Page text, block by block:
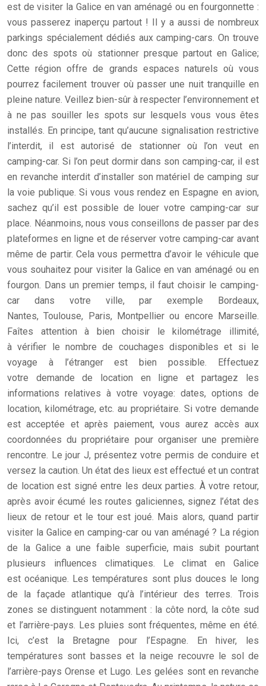
est de visiter la Galice en van aménagé ou en fourgonnette :
vous passerez inaperçu partout ! Il y a aussi de nombreux
parkings spécialement dédiés aux camping-cars. On trouve
donc des spots où stationner presque partout en Galice;
Cette région offre de grands espaces naturels où vous
pourrez facilement trouver où passer une nuit tranquille en
pleine nature. Veillez bien-sûr à respecter l’environnement et
à ne pas souiller les spots sur lesquels vous vous êtes
installés. En principe, tant qu’aucune signalisation restrictive
l’interdit, il est autorisé de stationner où l’on veut en
camping-car. Si l’on peut dormir dans son camping-car, il est
en revanche interdit d’installer son matériel de camping sur
la voie publique. Si vous vous rendez en Espagne en avion,
sachez qu’il est possible de louer votre camping-car sur
place. Néanmoins, nous vous conseillons de passer par des
plateformes en ligne et de réserver votre camping-car avant
même de partir. Cela vous permettra d’avoir le véhicule que
vous souhaitez pour visiter la Galice en van aménagé ou en
fourgon. Dans un premier temps, il faut choisir le camping-
car dans votre ville, par exemple Bordeaux,
Nantes, Toulouse, Paris, Montpellier ou encore Marseille.
Faîtes attention à bien choisir le kilométrage illimité,
à vérifier le nombre de couchages disponibles et si le
voyage à l’étranger est bien possible. Effectuez
votre demande de location en ligne et partagez les
informations relatives à votre voyage: dates, options de
location, kilométrage, etc. au propriétaire. Si votre demande
est acceptée et après paiement, vous aurez accès aux
coordonnées du propriétaire pour organiser une première
rencontre. Le jour J, présentez votre permis de conduire et
versez la caution. Un état des lieux est effectué et un contrat
de location est signé entre les deux parties. À votre retour,
après avoir écumé les routes galiciennes, signez l’état des
lieux de retour et le tour est joué. Mais alors, quand partir
visiter la Galice en camping-car ou van aménagé ? La région
de la Galice a une faible superficie, mais subit pourtant
plusieurs influences climatiques. Le climat en Galice
est océanique. Les températures sont plus douces le long
de la façade atlantique qu’à l’intérieur des terres. Trois
zones se distinguent notamment : la côte nord, la côte sud
et l’arrière-pays. Les pluies sont fréquentes, même en été.
Ici, c’est la Bretagne pour l’Espagne. En hiver, les
températures sont basses et la neige recouvre le sol de
l’arrière-pays Orense et Lugo. Les gelées sont en revanche